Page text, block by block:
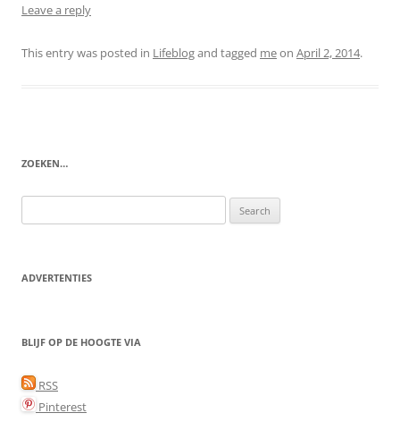
Leave a reply
This entry was posted in Lifeblogand tagged meon April 2, 2014.
ZOEKEN…
for:
ADVERTENTIES
BLIJF OP DE HOOGTE VIA
RSS
Pinterest